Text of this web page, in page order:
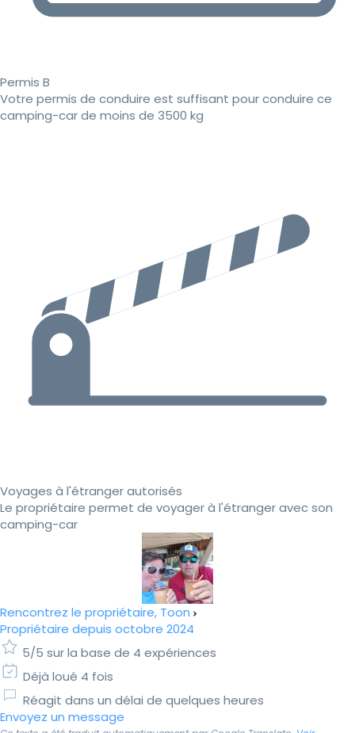
Permis B
Votre permis de conduire est suffisant pour conduire ce
camping-car de moins de 3500 kg
Voyages à l'étranger autorisés
Le propriétaire permet de voyager à l'étranger avec son
camping-car
Rencontrez le propriétaire, Toon
Propriétaire depuis octobre 2024
5/5 sur la base de 4 expériences
Déjà loué 4 fois
Réagit dans un délai de quelques heures
Envoyez un message